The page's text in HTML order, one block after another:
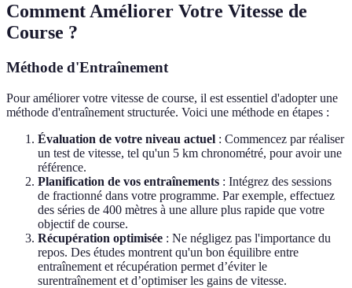
Comment Améliorer Votre Vitesse de
Course ?
Méthode d'Entraînement
Pour améliorer votre vitesse de course, il est essentiel d'adopter une
méthode d'entraînement structurée. Voici une méthode en étapes :
Évaluation de votre niveau actuel : Commencez par réaliser
un test de vitesse, tel qu'un 5 km chronométré, pour avoir une
référence.
Planification de vos entraînements : Intégrez des sessions
de fractionné dans votre programme. Par exemple, effectuez
des séries de 400 mètres à une allure plus rapide que votre
objectif de course.
Récupération optimisée : Ne négligez pas l'importance du
repos. Des études montrent qu'un bon équilibre entre
entraînement et récupération permet d’éviter le
surentraînement et d’optimiser les gains de vitesse.